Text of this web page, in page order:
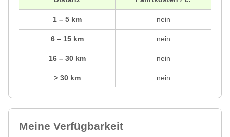
1 – 5 km
6 – 15 km
16 – 30 km
> 30 km
nein
nein
nein
nein
Meine Verfügbarkeit